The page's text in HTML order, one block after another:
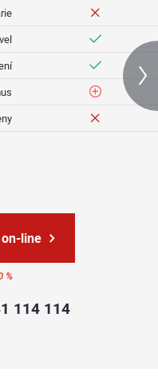
line
%
114 114